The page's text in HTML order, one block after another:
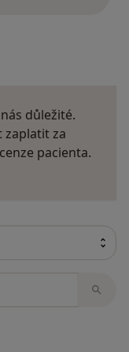
důležité.
zaplatit za
pacienta.